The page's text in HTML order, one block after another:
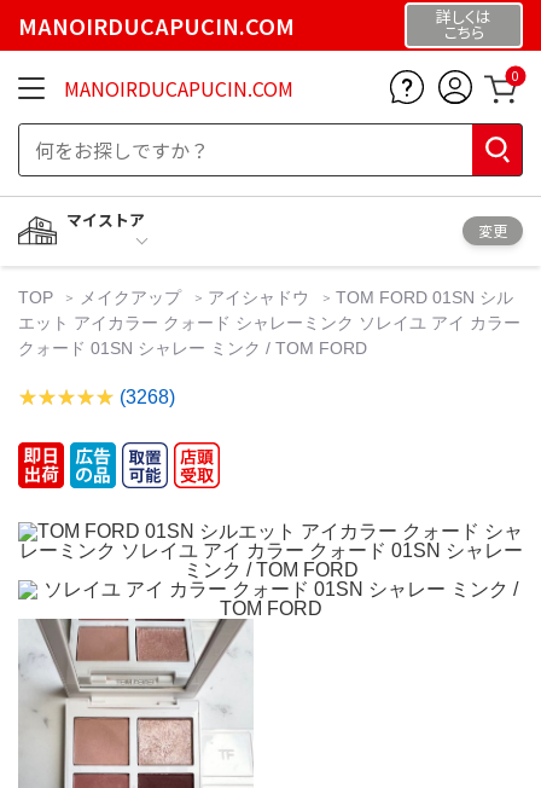
MANOIRDUCAPUCIN.COM 詳しくは
こちら
MANOIRDUCAPUCIN.COM 0
マイストア
変更
TOP メイクアップ アイシャドウ
TOM FORD 01SN シル
エット アイカラー クォード シャレーミンク ソレイユ アイ カラー
クォード 01SN シャレー ミンク / TOM FORD
(3268)